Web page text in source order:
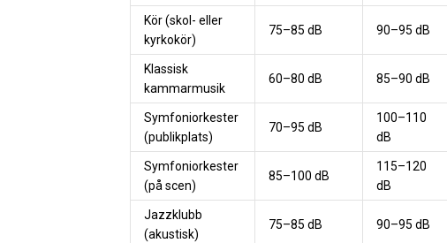
Kör (skol- eller
kyrkokör)
75–85 dB 90–95 dB
Klassisk
kammarmusik
60–80 dB 85–90 dB
Symfoniorkester
(publikplats)
70–95 dB
100–110
dB
Symfoniorkester
(på scen)
85–100 dB
115–120
dB
Jazzklubb
(akustisk)
75–85 dB 90–95 dB